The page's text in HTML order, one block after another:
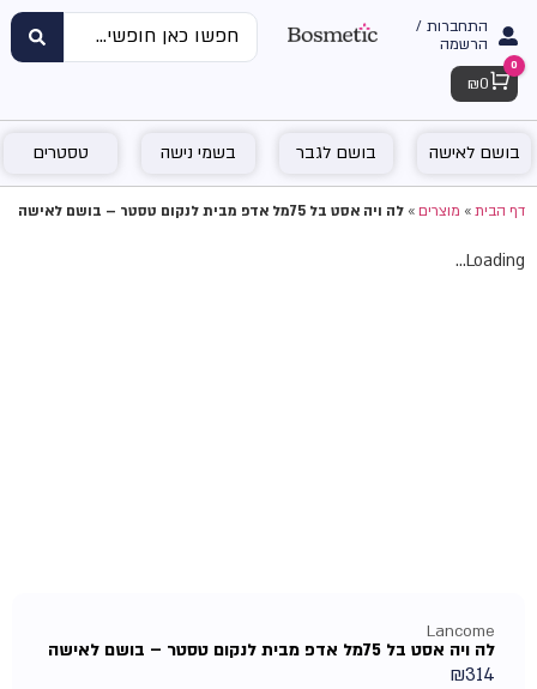
התחברות /
הרשמה
Cart
0
₪ 0
בושם לאישה בושם לגבר בשמי נישה טסטרים
דף הבית»מוצרים»לה ויה אסט בל 75מל אדפ מבית לנקום טסטר – בושם לאישה
Loading...
Lancome
לה ויה אסט בל 75מל אדפ מבית לנקום טסטר – בושם לאישה
₪314